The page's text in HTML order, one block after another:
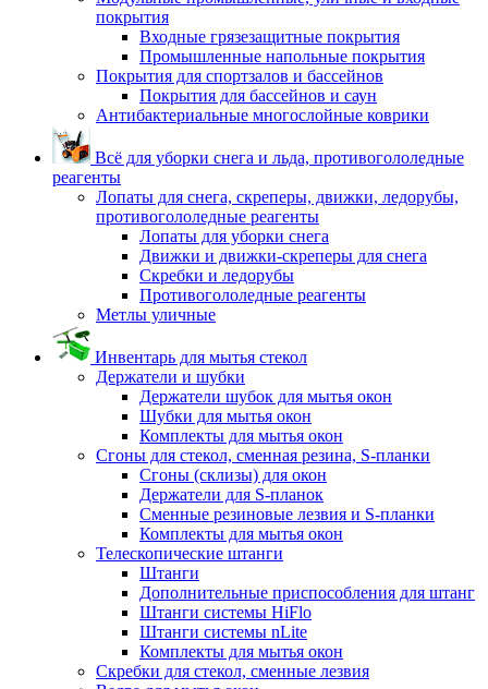
покрытия
Входные грязезащитные покрытия
Промышленные напольные покрытия
Покрытия для спортзалов и бассейнов
Покрытия для бассейнов и саун
Антибактериальные многослойные коврики
Всё для уборки снега и льда, противогололедные
реагенты
Лопаты для снега, скреперы, движки, ледорубы,
противогололедные реагенты
Лопаты для уборки снега
Движки и движки-скреперы для снега
Скребки и ледорубы
Противогололедные реагенты
Метлы уличные
Инвентарь для мытья стекол
Держатели и шубки
Держатели шубок для мытья окон
Шубки для мытья окон
Комплекты для мытья окон
Сгоны для стекол, сменная резина, S-планки
Сгоны (склизы) для окон
Держатели для S-планок
Сменные резиновые лезвия и S-планки
Комплекты для мытья окон
Телескопические штанги
Штанги
Дополнительные приспособления для штанг
Штанги системы HiFlo
Штанги системы nLite
Комплекты для мытья окон
Скребки для стекол, сменные лезвия